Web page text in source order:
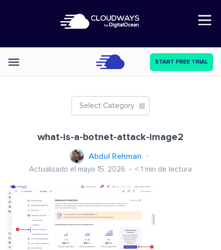
Open Nav
Categories START FREE TRIAL
Select Category
what-is-a-botnet-attack-image2
Abdul Rehman
Actualizado el mayo 15, 2026 < 1 min de lectura